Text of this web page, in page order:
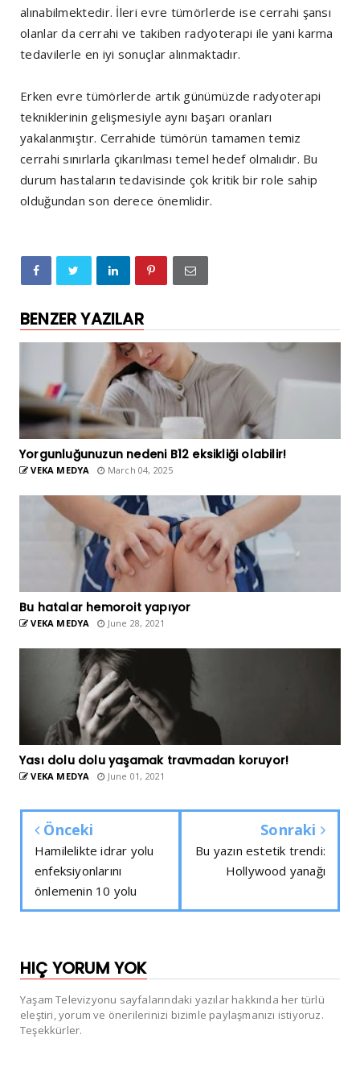
alınabilmektedir. İleri evre tümörlerde ise cerrahi şansı
olanlar da cerrahi ve takiben radyoterapi ile yani karma
tedavilerle en iyi sonuçlar alınmaktadır.
Erken evre tümörlerde artık günümüzde radyoterapi
tekniklerinin gelişmesiyle aynı başarı oranları
yakalanmıştır. Cerrahide tümörün tamamen temiz
cerrahi sınırlarla çıkarılması temel hedef olmalıdır. Bu
durum hastaların tedavisinde çok kritik bir role sahip
olduğundan son derece önemlidir.
BENZER YAZILAR
Yorgunluğunuzun nedeni B12 eksikliği olabilir!
VEKA MEDYA March 04, 2025
Bu hatalar hemoroit yapıyor
VEKA MEDYA June 28, 2021
Yası dolu dolu yaşamak travmadan koruyor!
VEKA MEDYA June 01, 2021
Önceki
Hamilelikte idrar yolu
enfeksiyonlarını
önlemenin 10 yolu
Sonraki
Bu yazın estetik trendi:
Hollywood yanağı
HIÇ YORUM YOK
Yaşam Televizyonu sayfalarındaki yazılar hakkında her türlü
eleştiri, yorum ve önerilerinizi bizimle paylaşmanızı istiyoruz.
Teşekkürler.